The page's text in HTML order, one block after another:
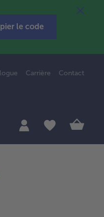
le code
Carrière Contact